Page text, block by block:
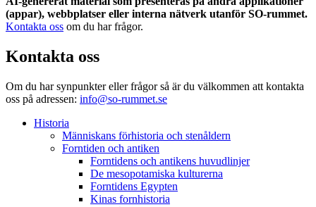
(appar), webbplatser eller interna nätverk utanför SO-rummet.
Kontakta oss om du har frågor.
Kontakta oss
Om du har synpunkter eller frågor så är du välkommen att kontakta
oss på adressen: info@so-rummet.se
Historia
Människans förhistoria och stenåldern
Forntiden och antiken
Forntidens och antikens huvudlinjer
De mesopotamiska kulturerna
Forntidens Egypten
Kinas fornhistoria